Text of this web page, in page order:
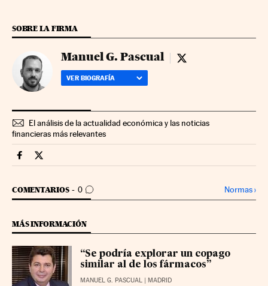
SOBRE LA FIRMA
Manuel G. Pascual Manuel G. Pascual
VER BIOGRAFÍA
El análisis de la actualidad económica y las noticias
financieras más relevantes
Companias Cinco Días en Facebook
Companias Cinco Días en Twitter
COMENTARIOS 0
IR A LOS COMENTARIOS Normas›
MÁS INFORMACIÓN
“Se podría explorar un copago
similar al de los fármacos”
MANUEL G. PASCUAL | MADRID